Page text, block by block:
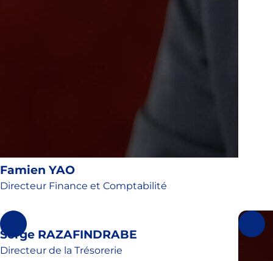
Famien YAO
Directeur Finance et Comptabilité
Serge RAZAFINDRABE
Directeur de la Trésorerie